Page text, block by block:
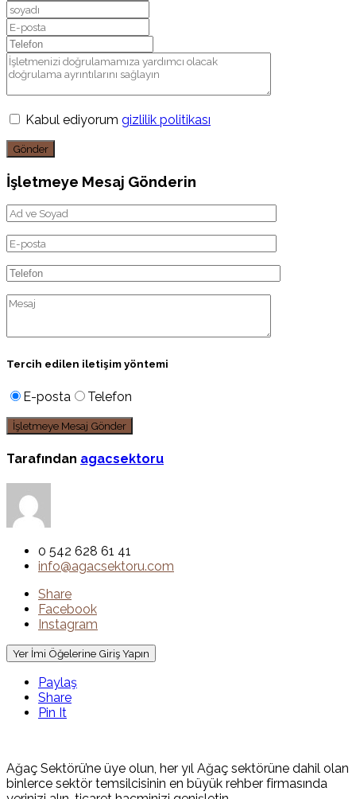
Kabul ediyorum gizlilik politikası
Gönder
İşletmeye Mesaj Gönderin
Tercih edilen iletişim yöntemi
E-posta Telefon
Tarafından agacsektoru
0 542 628 61 41
info@agacsektoru.com
Share
Facebook
Instagram
Yer İmi Öğelerine Giriş Yapın
Paylaş
Share
Pin It
Ağaç Sektörü’ne üye olun, her yıl Ağaç sektörüne dahil olan
binlerce sektör temsilcisinin en büyük rehber firmasında